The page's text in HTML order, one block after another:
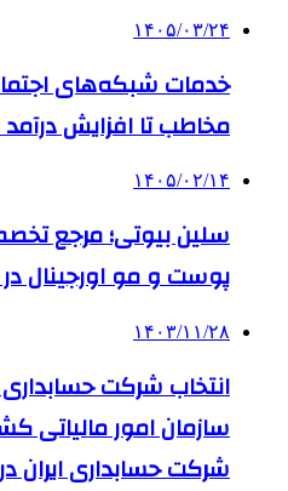
۱۴۰۵/۰۳/۲۴
مخاطب تا افزایش درآمد
۱۴۰۵/۰۲/۱۴
سلین بیوتی؛ مرجع
پوست و مو اورجینال
۱۴۰۳/۱۱/۲۸
انتخاب شرکت
سازمان امور مالیاتی
شرکت حسابداری ایران